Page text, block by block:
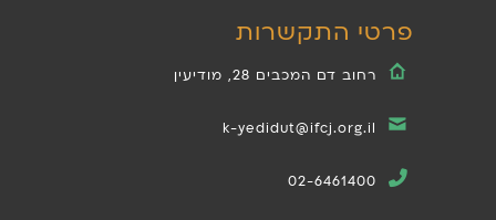
פרטי התקשרות
רחוב דם המכבים 28, מודיעין
k-yedidut@ifcj.org.il
02-6461400